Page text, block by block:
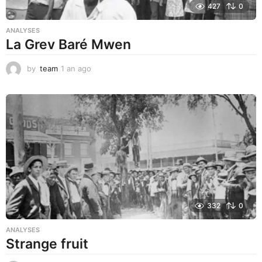
427 0
ANALYSES
La Grev Baré Mwen
by team 1 an ago
a
g
o
332 0
ANALYSES
Strange fruit